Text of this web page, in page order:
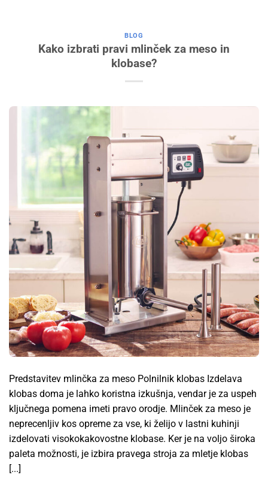
BLOG
Kako izbrati pravi mlinček za meso in
klobase?
Predstavitev mlinčka za meso Polnilnik klobas Izdelava
klobas doma je lahko koristna izkušnja, vendar je za uspeh
ključnega pomena imeti pravo orodje. Mlinček za meso je
neprecenljiv kos opreme za vse, ki želijo v lastni kuhinji
izdelovati visokokakovostne klobase. Ker je na voljo široka
paleta možnosti, je izbira pravega stroja za mletje klobas
[...]